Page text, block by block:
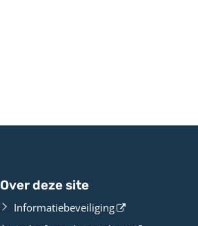
Over deze site
Informatiebeveiliging